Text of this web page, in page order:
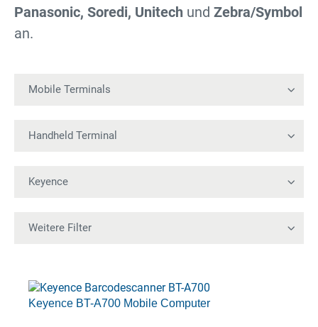
Panasonic, Soredi, Unitech und Zebra/Symbol
an.
Keyence BT-A700 Mobile Computer